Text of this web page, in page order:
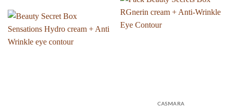
CASMARA